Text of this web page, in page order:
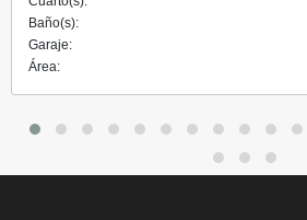
Baño(s):
Garaje:
Área: